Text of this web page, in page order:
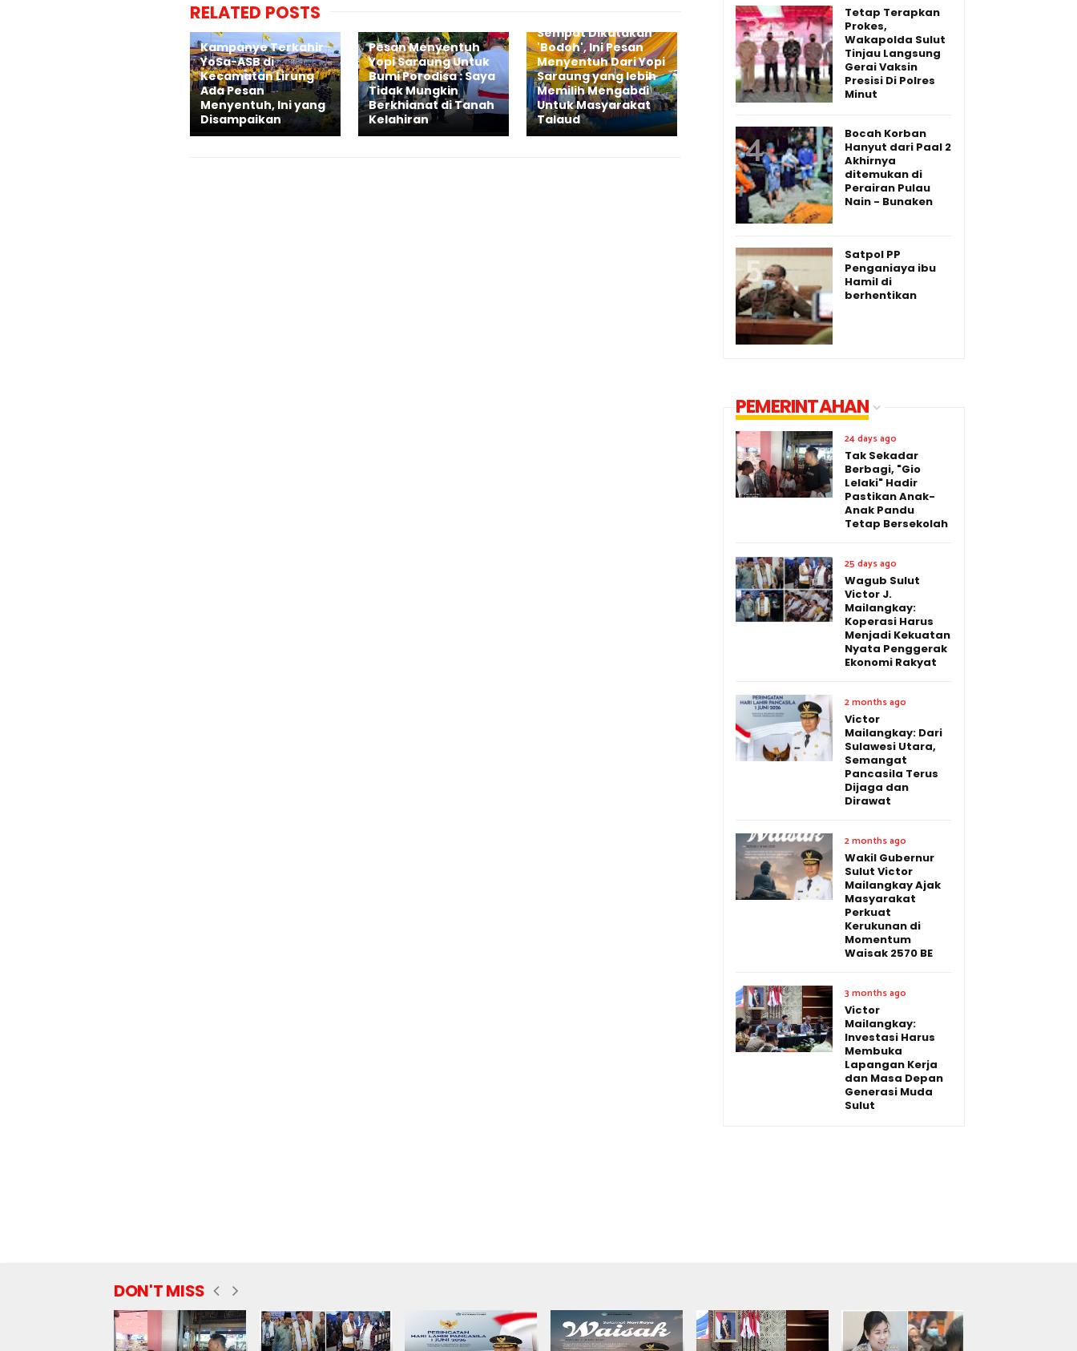
RELATED POSTS
Kampanye Terkahir
YoSa-ASB di
Kecamatan Lirung
Ada Pesan
Menyentuh, Ini yang
Disampaikan
Pesan Menyentuh
Yopi Saraung Untuk
Bumi Porodisa : Saya
Tidak Mungkin
Berkhianat di Tanah
Kelahiran
Sempat Dikatakan
'Bodoh', Ini Pesan
Menyentuh Dari Yopi
Saraung yang lebih
Memilih Mengabdi
Untuk Masyarakat
Talaud
Tetap Terapkan
Prokes,
Wakapolda Sulut
Tinjau Langsung
Gerai Vaksin
Presisi Di Polres
Minut
Bocah Korban
Hanyut dari Paal 2
Akhirnya
ditemukan di
Perairan Pulau
Nain - Bunaken
Satpol PP
Penganiaya ibu
Hamil di
berhentikan
PEMERINTAHAN
24 days ago
Tak Sekadar
Berbagi, "Gio
Lelaki" Hadir
Pastikan Anak-
Anak Pandu
Tetap Bersekolah
25 days ago
Wagub Sulut
Victor J.
Mailangkay:
Koperasi Harus
Menjadi Kekuatan
Nyata Penggerak
Ekonomi Rakyat
2 months ago
Victor
Mailangkay: Dari
Sulawesi Utara,
Semangat
Pancasila Terus
Dijaga dan
Dirawat
2 months ago
Wakil Gubernur
Sulut Victor
Mailangkay Ajak
Masyarakat
Perkuat
Kerukunan di
Momentum
Waisak 2570 BE
3 months ago
Victor
Mailangkay:
Investasi Harus
Membuka
Lapangan Kerja
dan Masa Depan
Generasi Muda
Sulut
DON'T MISS